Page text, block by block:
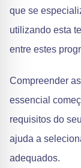
que se
utilizando esta
entre estes
Compreender
essencial
requisitos do
ajuda a
adequados.